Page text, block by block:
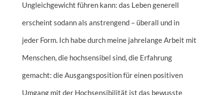
Ungleichgewicht führen kann: das Leben generell
erscheint sodann als anstrengend – überall und in
jeder Form. Ich habe durch meine jahrelange Arbeit mit
Menschen, die hochsensibel sind, die Erfahrung
gemacht: die Ausgangsposition für einen positiven
Umgang mit der Hochsensibilität ist das bewusste